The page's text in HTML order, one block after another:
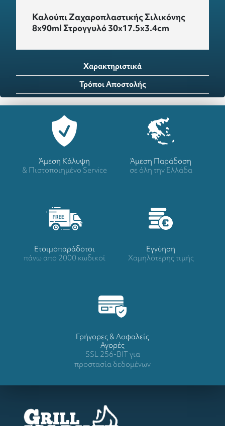
Καλούπι Ζαχαροπλαστικής Σιλικόνης
8x90ml Στρογγυλό 30x17.5x3.4cm
Χαρακτηριστικά
Τρόποι Αποστολής
Άμεση Κάλυψη
& Πιστοποιημένο Service
Άμεση Παράδοση
σε όλη την Ελλάδα
Ετοιμοπαράδοτοι
πάνω απο 2000 κωδικοί
Eγγύηση
Χαμηλότερης τιμής
Γρήγορες & Ασφαλείς
Αγορές
SSL 256-BIT για
προστασία δεδομένων